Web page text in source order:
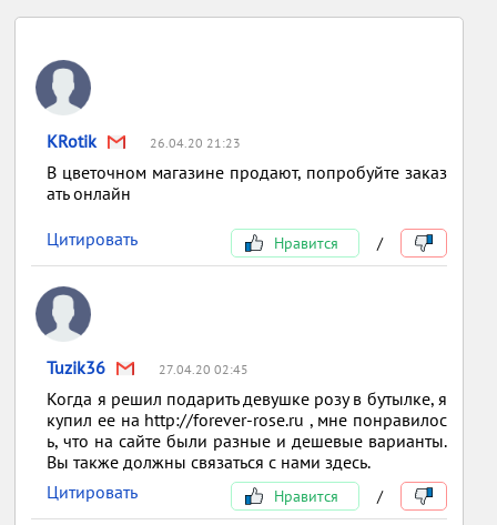
KRotik 26.04.20 21:23
В цветочном магазине продают, попробуйте заказ
ать онлайн
Цитировать Нравится /
Tuzik36 27.04.20 02:45
Когда я решил подарить девушке розу в бутылке, я
купил ее на http://forever-rose.ru , мне понравилос
ь, что на сайте были разные и дешевые варианты.
Вы также должны связаться с нами здесь.
Цитировать
Нравится /